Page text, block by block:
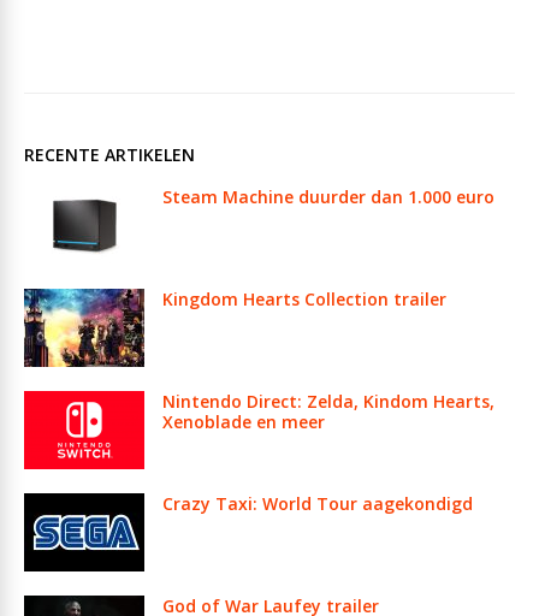
RECENTE ARTIKELEN
Steam Machine duurder dan 1.000 euro
Kingdom Hearts Collection trailer
Nintendo Direct: Zelda, Kindom Hearts,
Xenoblade en meer
Crazy Taxi: World Tour aagekondigd
God of War Laufey trailer